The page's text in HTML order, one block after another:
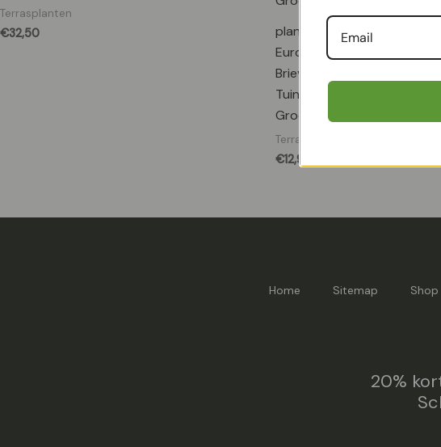
Terrasplanten
€32,50
plantje.nl Terrasplanten,
Europaea, Balkonplanten,
Brievenbusboompjes, Plant
Tuinplanten, Brievenbus
Groene
Terrasplanten
€12,99
Home Sitemap Shop
20%